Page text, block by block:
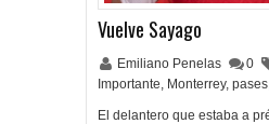
Vuelve Sayago
Emiliano Penelas 0
Importante, Monterrey, pases
El delantero que estaba a